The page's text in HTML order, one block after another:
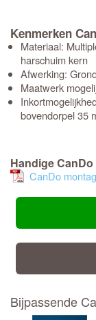
Kenmerken
Materiaal:
harschuim kern
Afwerking:
Maatwerk
bovendorpel 35
Handige
CanDo
Bijpassende